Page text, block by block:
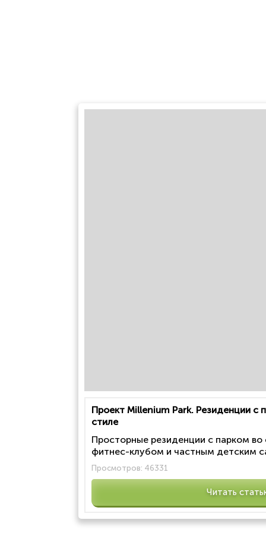
Проект Millenium Park. Резиденции с
стиле
Просторные резиденции с парком
фитнес-клубом и частным детским
Просмотров: 46331
Читать